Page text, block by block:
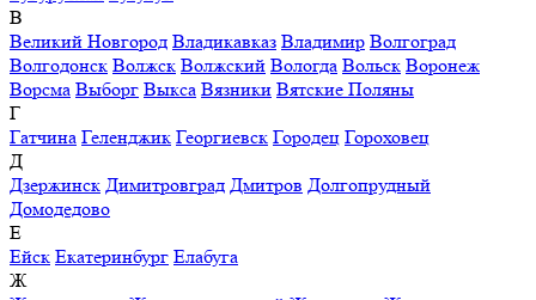
В
Великий Новгород Владикавказ Владимир Волгоград
Волгодонск Волжск Волжский Вологда Вольск Воронеж
Ворсма Выборг Выкса Вязники Вятские Поляны
Г
Гатчина Геленджик Георгиевск Городец Гороховец
Д
Дзержинск Димитровград Дмитров Долгопрудный
Домодедово
Е
Ейск Екатеринбург Елабуга
Ж